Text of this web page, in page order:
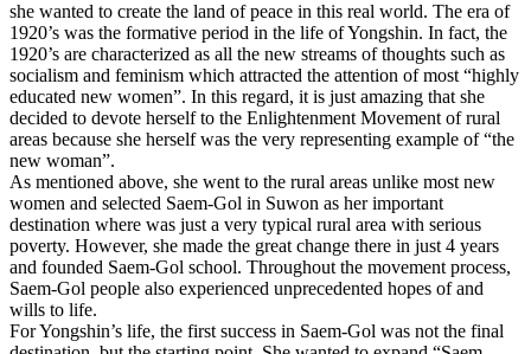
she wanted to create the land of peace in this real world. The era of
1920’s was the formative period in the life of Yongshin. In fact, the
1920’s are characterized as all the new streams of thoughts such as
socialism and feminism which attracted the attention of most “highly
educated new women”. In this regard, it is just amazing that she
decided to devote herself to the Enlightenment Movement of rural
areas because she herself was the very representing example of “the
new woman”.
As mentioned above, she went to the rural areas unlike most new
women and selected Saem-Gol in Suwon as her important
destination where was just a very typical rural area with serious
poverty. However, she made the great change there in just 4 years
and founded Saem-Gol school. Throughout the movement process,
Saem-Gol people also experienced unprecedented hopes of and
wills to life.
For Yongshin’s life, the first success in Saem-Gol was not the final